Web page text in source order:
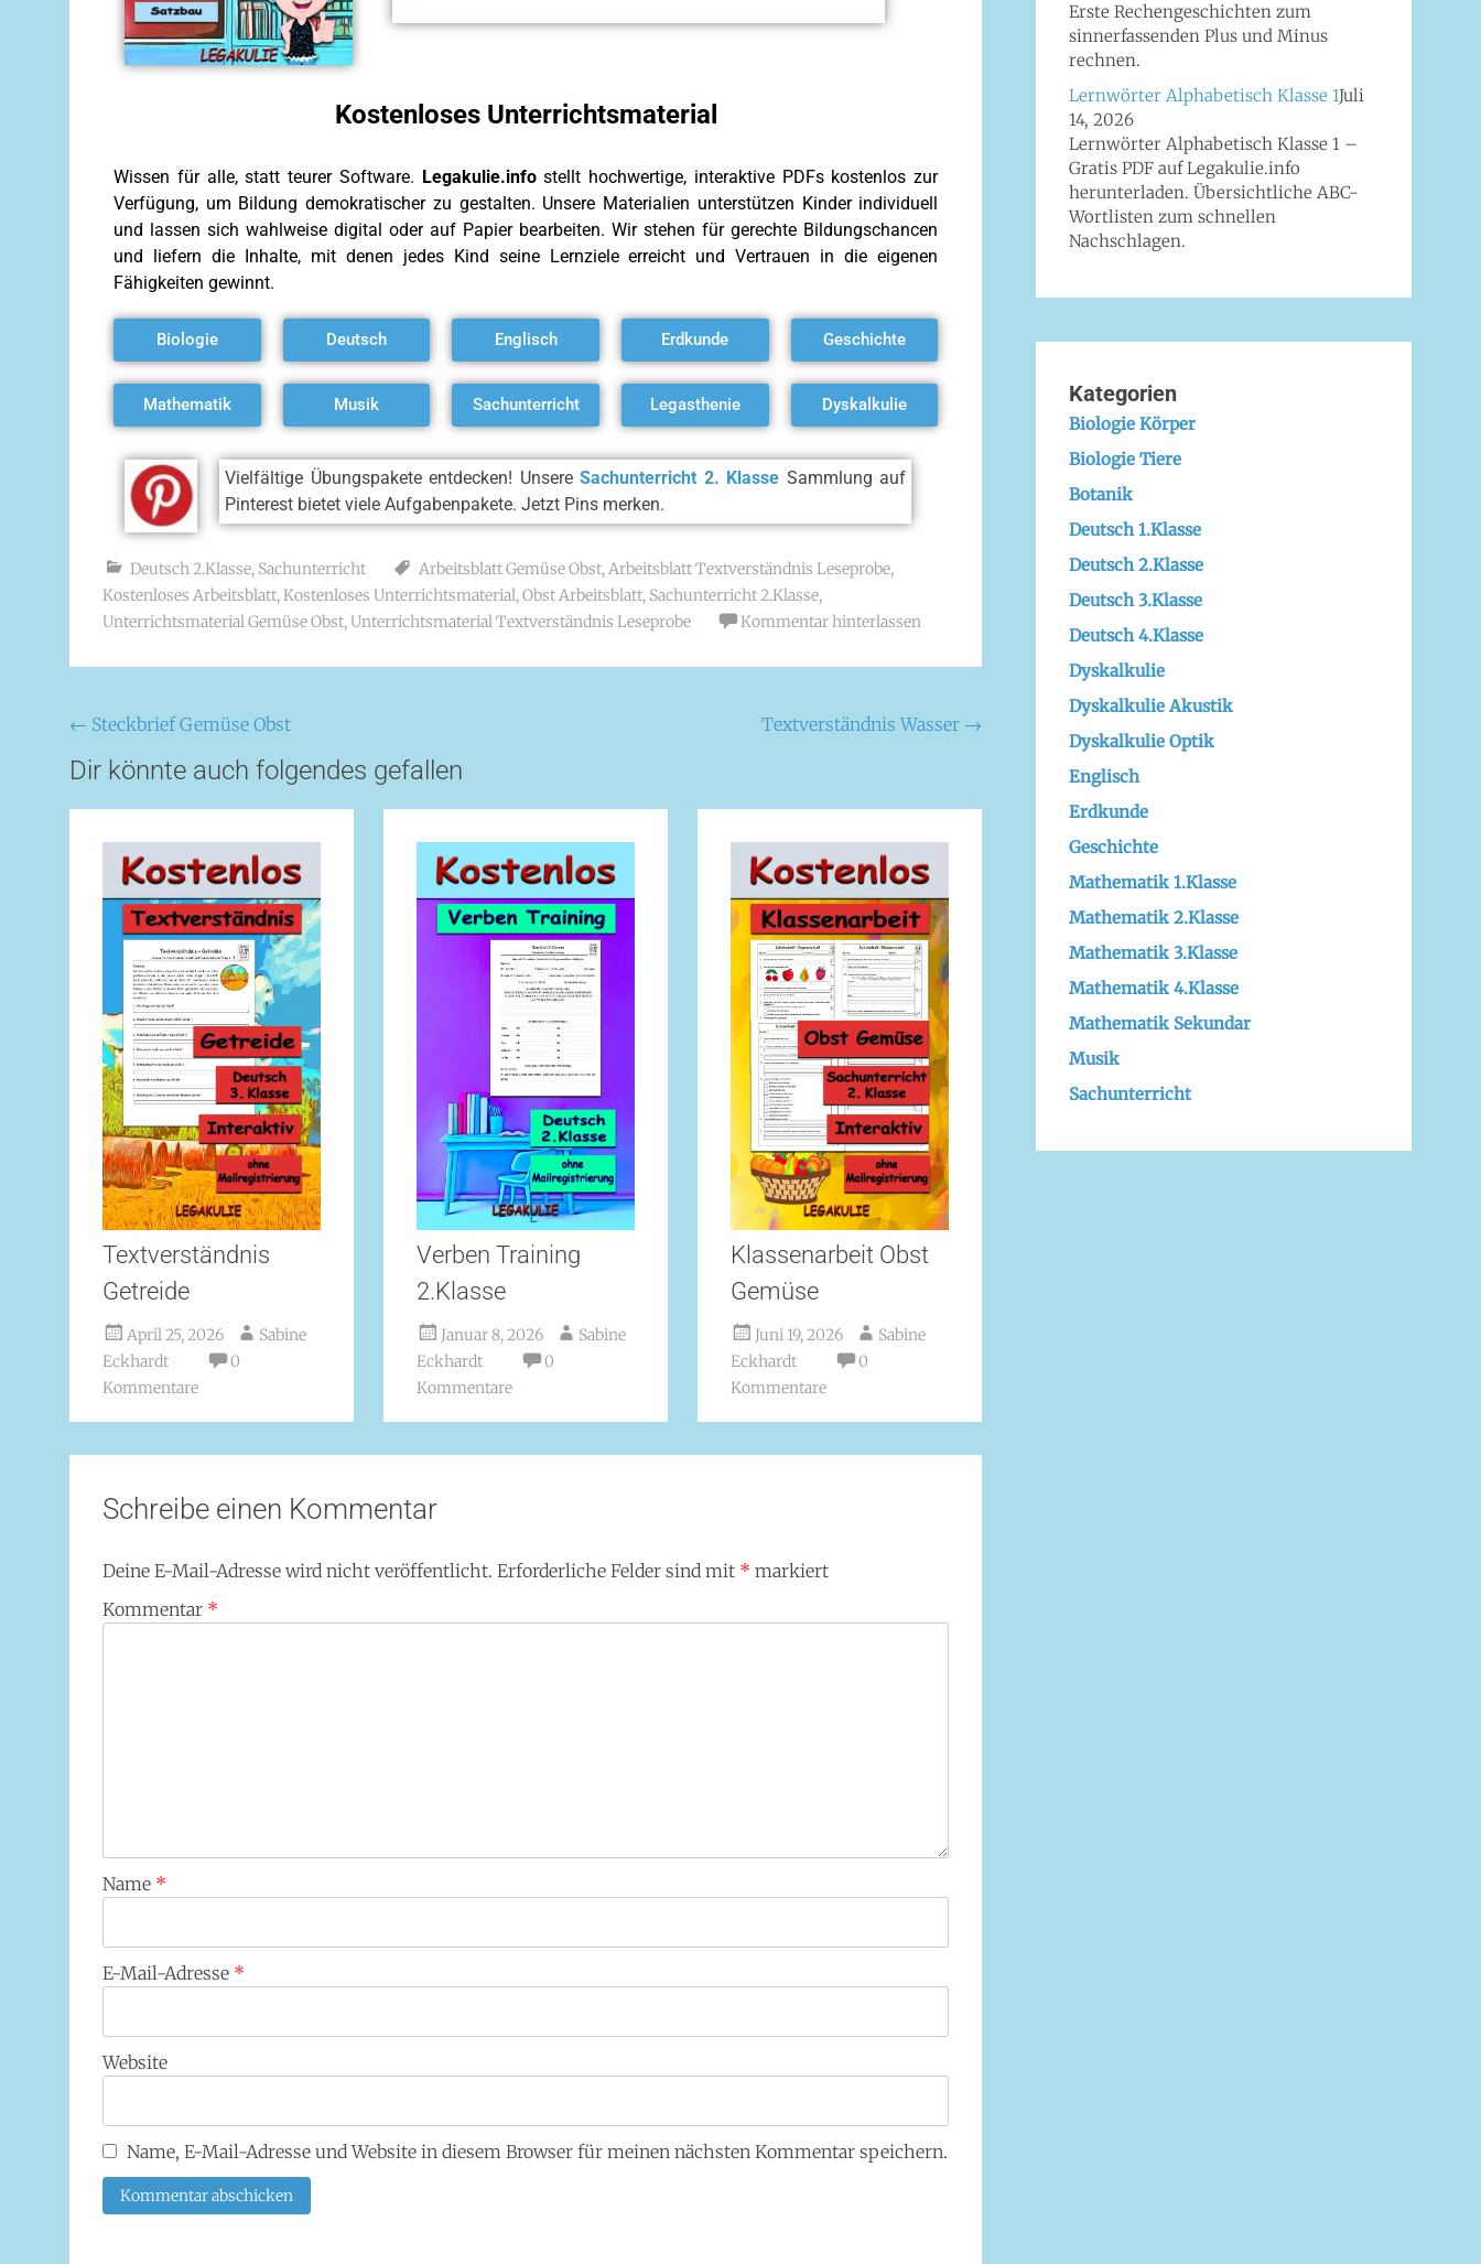
Kostenloses Unterrichtsmaterial
Wissen für alle, statt teurer Software. Legakulie.infostellt hochwertige, interaktive PDFs kostenlos zur
Verfügung, um Bildung demokratischer zu gestalten. Unsere Materialien unterstützen Kinder individuell
und lassen sich wahlweise digital oder auf Papier bearbeiten. Wir stehen für gerechte Bildungschancen
und liefern die Inhalte, mit denen jedes Kind seine Lernziele erreicht und Vertrauen in die eigenen
Fähigkeiten gewinnt.
Biologie Deutsch Englisch Erdkunde Geschichte
Mathematik Musik Sachunterricht Legasthenie Dyskalkulie
Vielfältige Übungspakete entdecken! UnsereSachunterricht 2. Klasse Sammlung auf
Pinterest bietet viele Aufgabenpakete. Jetzt Pins merken.
Deutsch 2.Klasse, Sachunterricht Arbeitsblatt Gemüse Obst,Arbeitsblatt Textverständnis Leseprobe,
Kostenloses Arbeitsblatt,Kostenloses Unterrichtsmaterial,Obst Arbeitsblatt, Sachunterricht 2.Klasse,
Unterrichtsmaterial Gemüse Obst,Unterrichtsmaterial Textverständnis Leseprobe Kommentar hinterlassen
← Steckbrief Gemüse Obst Textverständnis Wasser →
Dir könnte auch folgendes gefallen
Textverständnis
Getreide
April 25, 2026
Sabine
Eckhardt
0
Kommentare
Verben Training
2.Klasse
Januar 8, 2026
Sabine
Eckhardt
0
Kommentare
Klassenarbeit Obst
Gemüse
Juni 19, 2026
Sabine
Eckhardt
0
Kommentare
Schreibe einen Kommentar
Deine E-Mail-Adresse wird nicht veröffentlicht. Erforderliche Felder sind mit * markiert
Kommentar *
Name *
E-Mail-Adresse *
Website
Name, E-Mail-Adresse und Website in diesem Browser für meinen nächsten Kommentar speichern.
Erste Rechengeschichten zum
sinnerfassenden Plus und Minus
rechnen.
Lernwörter Alphabetisch Klasse 1Juli
14, 2026
Lernwörter Alphabetisch Klasse 1 –
Gratis PDF auf Legakulie.info
herunterladen. Übersichtliche ABC-
Wortlisten zum schnellen
Nachschlagen.
Kategorien
Biologie Körper
Biologie Tiere
Botanik
Deutsch 1.Klasse
Deutsch 2.Klasse
Deutsch 3.Klasse
Deutsch 4.Klasse
Dyskalkulie
Dyskalkulie Akustik
Dyskalkulie Optik
Englisch
Erdkunde
Geschichte
Mathematik 1.Klasse
Mathematik 2.Klasse
Mathematik 3.Klasse
Mathematik 4.Klasse
Mathematik Sekundar
Musik
Sachunterricht